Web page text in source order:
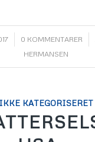
0 KOMMENTARER
/
HERMANSEN
IKKE KATEGORISERET